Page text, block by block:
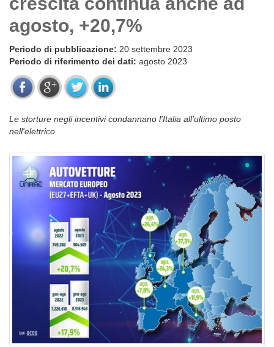
agosto, +20,7%
Periodo di pubblicazione: 20 settembre 2023
Periodo di riferimento dei dati: agosto 2023
Le storture negli incentivi condannano l'Italia all'ultimo posto
nell'elettrico